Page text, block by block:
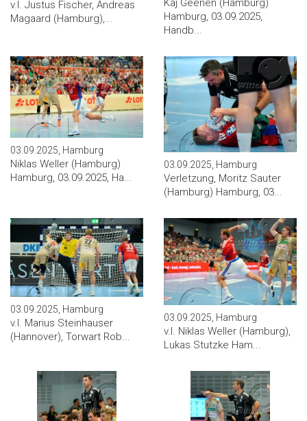
v.l. Justus Fischer, Andreas
Magaard (Hamburg),...
Kaj Geenen (Hamburg)
Hamburg, 03.09.2025,
Handb...
03.09.2025, Hamburg
Niklas Weller (Hamburg)
Hamburg, 03.09.2025, Ha...
03.09.2025, Hamburg
Verletzung, Moritz Sauter
(Hamburg) Hamburg, 03...
03.09.2025, Hamburg
v.l. Marius Steinhauser
(Hannover), Torwart Rob...
03.09.2025, Hamburg
v.l. Niklas Weller (Hamburg),
Lukas Stutzke Ham...